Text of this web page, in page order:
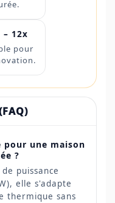
– 12x
pour
pour une maison
?
puissance
elle s'adapte
thermique sans